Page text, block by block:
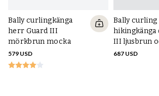
Bally curlingkänga
herr Guard III
mörkbrun mocka
579 USD
Bally curling
hikingkänga
III ljusbrun
687 USD